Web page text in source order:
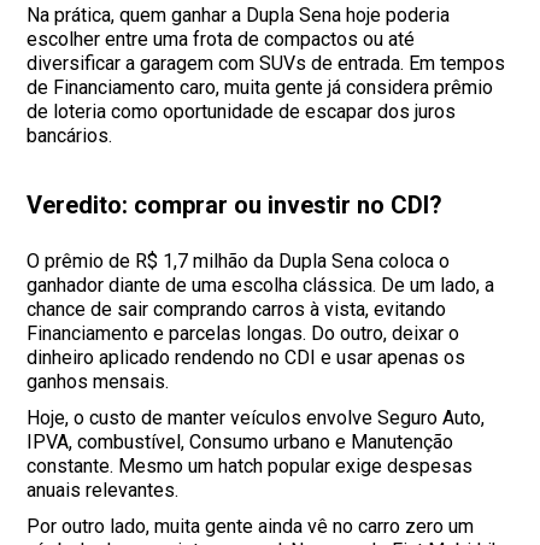
Na prática, quem ganhar a Dupla Sena hoje poderia
escolher entre uma frota de compactos ou até
diversificar a garagem com SUVs de entrada. Em tempos
de Financiamento caro, muita gente já considera prêmio
de loteria como oportunidade de escapar dos juros
bancários.
Veredito: comprar ou investir no CDI?
O prêmio de R$ 1,7 milhão da Dupla Sena coloca o
ganhador diante de uma escolha clássica. De um lado, a
chance de sair comprando carros à vista, evitando
Financiamento e parcelas longas. Do outro, deixar o
dinheiro aplicado rendendo no CDI e usar apenas os
ganhos mensais.
Hoje, o custo de manter veículos envolve Seguro Auto,
IPVA, combustível, Consumo urbano e Manutenção
constante. Mesmo um hatch popular exige despesas
anuais relevantes.
Por outro lado, muita gente ainda vê no carro zero um